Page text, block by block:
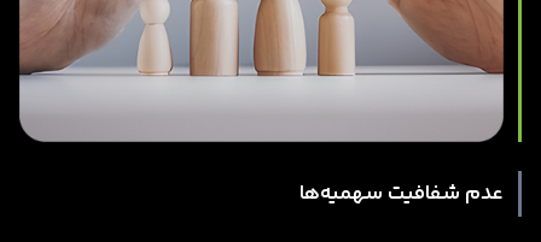
عدم شفافیت سهمیه‌ها